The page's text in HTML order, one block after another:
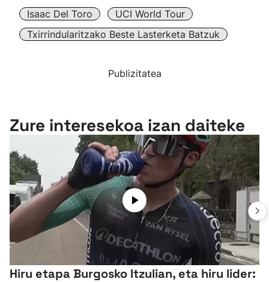
Isaac Del Toro
UCI World Tour
Txirrindularitzako Beste Lasterketa Batzuk
Publizitatea
Zure interesekoa izan daiteke
Hiru etapa Burgosko Itzulian, eta hiru lider: